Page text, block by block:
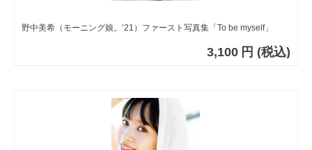
野中美希（モーニング娘。’21）ファースト写真集「To be myself」
3,100 円 (税込)